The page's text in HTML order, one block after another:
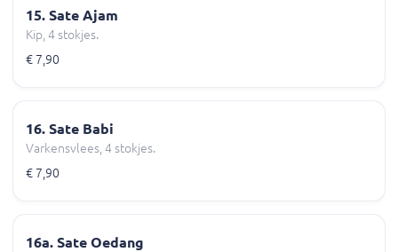
15. Sate Ajam
Kip, 4 stokjes.
€ 7,90
16. Sate Babi
Varkensvlees, 4 stokjes.
€ 7,90
16a. Sate Oedang